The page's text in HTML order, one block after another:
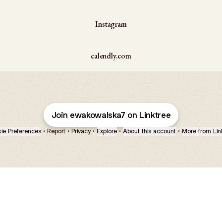
Instagram
calendly.com
Join ewakowalska7 on Linktree
Preferences • Report • Privacy • Explore • About this account • More from